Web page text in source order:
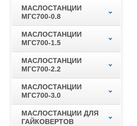
МАСЛОСТАНЦИИ
МГС700-0.8
МАСЛОСТАНЦИИ
МГС700-1.5
МАСЛОСТАНЦИИ
МГС700-2.2
МАСЛОСТАНЦИИ
МГС700-3.0
МАСЛОСТАНЦИИ ДЛЯ
ГАЙКОВЕРТОВ